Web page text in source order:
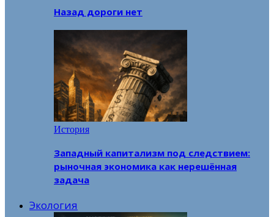
Назад дороги нет
История
Западный капитализм под следствием:
рыночная экономика как нерешённая
задача
Экология